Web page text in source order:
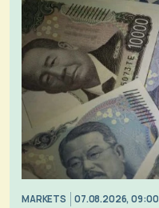
MARKETS 07.08.2026, 09:00